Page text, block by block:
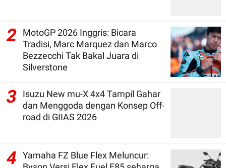
2
MotoGP 2026 Inggris: Bicara
Tradisi, Marc Marquez dan Marco
Bezzecchi Tak Bakal Juara di
Silverstone
3
Isuzu New mu-X 4x4 Tampil Gahar
dan Menggoda dengan Konsep Off-
road di GIIAS 2026
4
Yamaha FZ Blue Flex Meluncur: